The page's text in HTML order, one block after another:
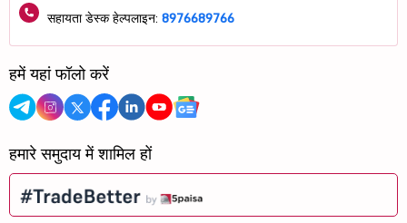
सहायता डेस्क हेल्पलाइन: 8976689766
हमें यहां फॉलो करें
हमारे समुदाय में शामिल हों